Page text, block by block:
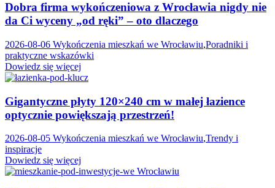
Dobra firma wykończeniowa z Wrocławia nigdy nie
da Ci wyceny „od ręki” – oto dlaczego
2026-08-06 Wykończenia mieszkań we Wrocławiu,Poradniki i
praktyczne wskazówki
Dowiedz się więcej
Gigantyczne płyty 120×240 cm w małej łazience
optycznie powiększają przestrzeń!
2026-08-05 Wykończenia mieszkań we Wrocławiu,Trendy i
inspiracje
Dowiedz się więcej